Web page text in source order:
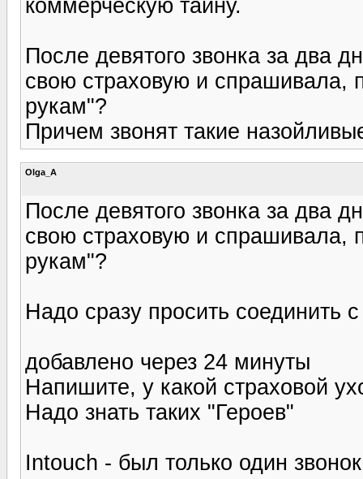
коммерческую тайну.
После девятого звонка за два
свою страховую и спрашивала,
рукам"?
Причем звонят такие
Olga_A
После девятого звонка за два
свою страховую и спрашивала,
рукам"?
Надо сразу просить соединить
добавлено через 24 минуты
Напишите, у какой страховой
Надо знать таких "Героев"
Intouch - был только один звонок